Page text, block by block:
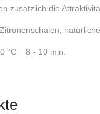
zusätzlich die
°C 8 - 10 min.